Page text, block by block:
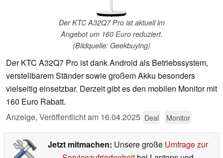
Der KTC A32Q7 Pro ist aktuell im
Angebot um 160 Euro reduziert.
(Bildquelle: Geekbuying)
Der KTC A32Q7 Pro ist dank Android als Betriebssystem,
verstellbarem Ständer sowie großem Akku besonders
vielseitig einsetzbar. Derzeit gibt es den mobilen Monitor mit
160 Euro Rabatt.
Anzeige, Veröffentlicht am 16.04.2025 Deal Monitor
Jetzt mitmachen: Unsere große Umfrage zur